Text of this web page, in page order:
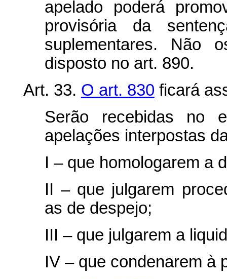
apelado poderá
provisória da
suplementares. Não
disposto no art. 890.
Art. 33. O art. 830 ficará
Serão recebidas no
apelações interpostas
I – que homologarem a
II – que julgarem
as de despejo;
III – que julgarem a
IV – que condenarem à